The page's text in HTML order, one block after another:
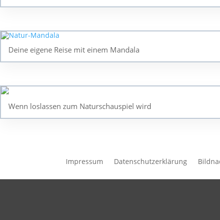
Deine eigene Reise mit einem Mandala
Wenn loslassen zum Naturschauspiel wird
Impressum Datenschutzerklärung